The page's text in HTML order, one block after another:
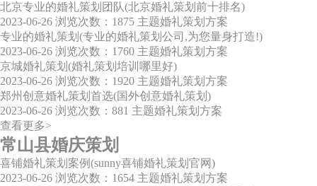
北京专业的婚礼策划团队(北京婚礼策划前十排名)
2023-06-26 浏览次数：1875 主题婚礼策划方案
专业的婚礼策划(专业的婚礼策划公司,为您量身打造!)
2023-06-26 浏览次数：1760 主题婚礼策划方案
京城婚礼策划(婚礼策划培训哪里好)
2023-06-26 浏览次数：1920 主题婚礼策划方案
郑州创意婚礼策划首选(国外创意婚礼策划)
2023-06-26 浏览次数：881 主题婚礼策划方案
查看更多>
常山县婚庆策划
喜铺婚礼策划案例(sunny喜铺婚礼策划官网)
2023-06-26 浏览次数：1654 主题婚礼策划方案